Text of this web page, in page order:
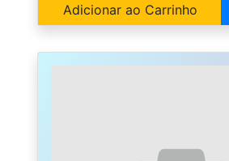
Adicionar ao Carrinho